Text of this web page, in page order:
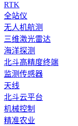
RTK
全站仪
无人机航测
三维激光雷达
海洋探测
北斗高精度终端
监测传感器
天线
北斗云平台
机械控制
精准农业